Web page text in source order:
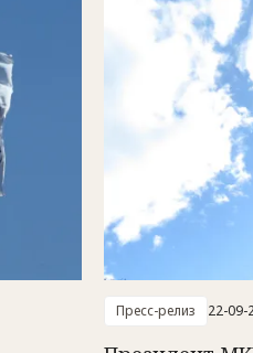
Пресс-релиз 22-09-